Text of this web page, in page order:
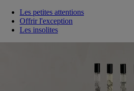
Les petites attentions
Offrir l'exception
Les insolites